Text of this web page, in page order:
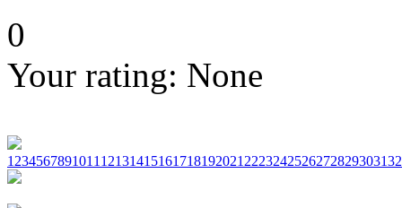
0
Your rating: None
1 234567891011 12131415161718192021 2223242526272829303132